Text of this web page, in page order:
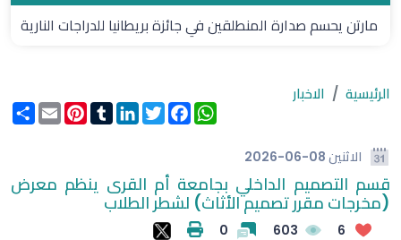
مارتن يحسم صدارة المنطلقين في جائزة بريطانيا للدراجات النارية
الرئيسية الاخبار
انشرEmail
PinterestTumblrLinkedInTwitter
Facebook
WhatsApp
الاثنين 2026-06-08
قسم التصميم الداخلي بجامعة أم القرى ينظم معرض
(مخرجات مقرر تصميم الأثاث) لشطر الطلاب
6
603
0